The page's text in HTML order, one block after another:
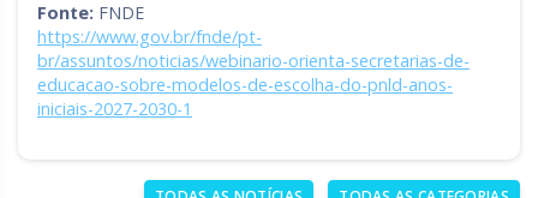
Fonte: FNDE
https://www.gov.br/fnde/pt-
br/assuntos/noticias/webinario-orienta-secretarias-de-
educacao-sobre-modelos-de-escolha-do-pnld-anos-
iniciais-2027-2030-1